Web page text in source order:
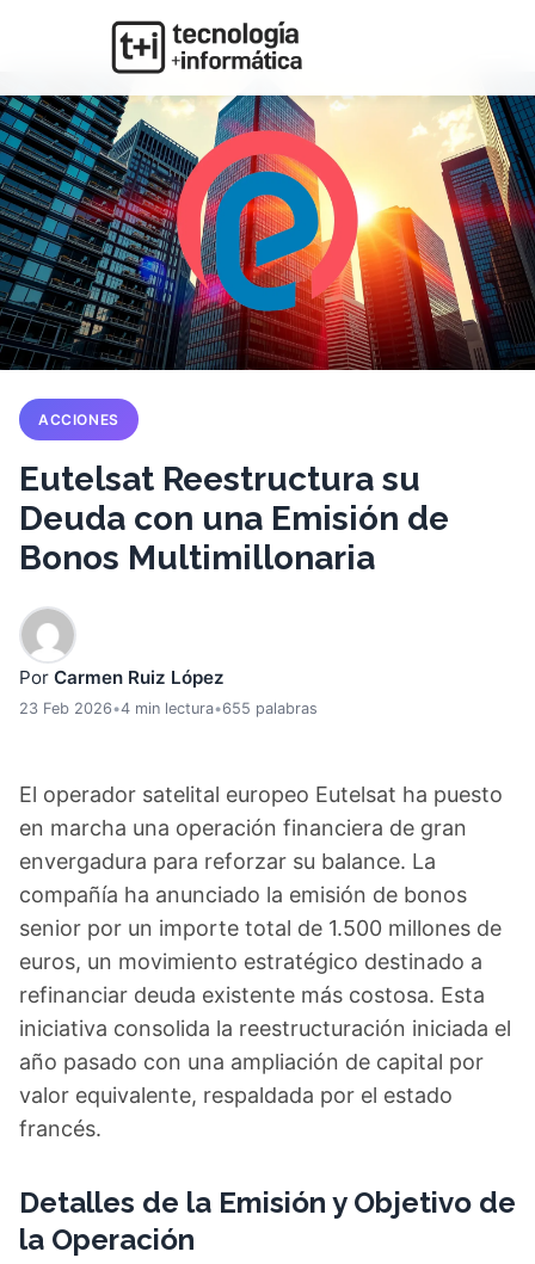
ACCIONES
Eutelsat Reestructura su
Deuda con una Emisión de
Bonos Multimillonaria
Por Carmen Ruiz López
23 Feb 2026•4 min lectura•655 palabras
El operador satelital europeo Eutelsat ha puesto
en marcha una operación financiera de gran
envergadura para reforzar su balance. La
compañía ha anunciado la emisión de bonos
senior por un importe total de 1.500 millones de
euros, un movimiento estratégico destinado a
refinanciar deuda existente más costosa. Esta
iniciativa consolida la reestructuración iniciada el
año pasado con una ampliación de capital por
valor equivalente, respaldada por el estado
francés.
Detalles de la Emisión y Objetivo de
la Operación